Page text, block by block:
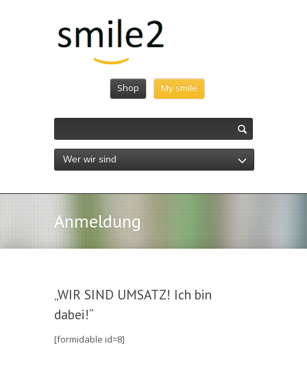
Shop My smile
Wer wir sind
Anmeldung
„WIR SIND UMSATZ! Ich bin
dabei!“
[formidable id=8]